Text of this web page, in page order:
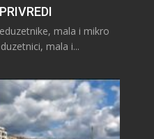
mala i mikro
mala i...